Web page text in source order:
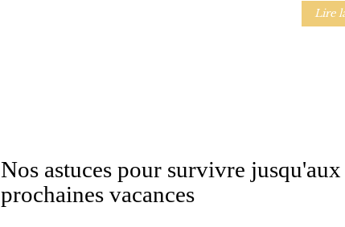
Lire
Nos astuces pour survivre jusqu'aux
prochaines vacances